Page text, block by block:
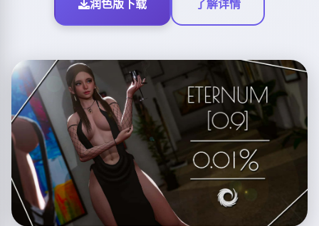
润色版下载 了解详情